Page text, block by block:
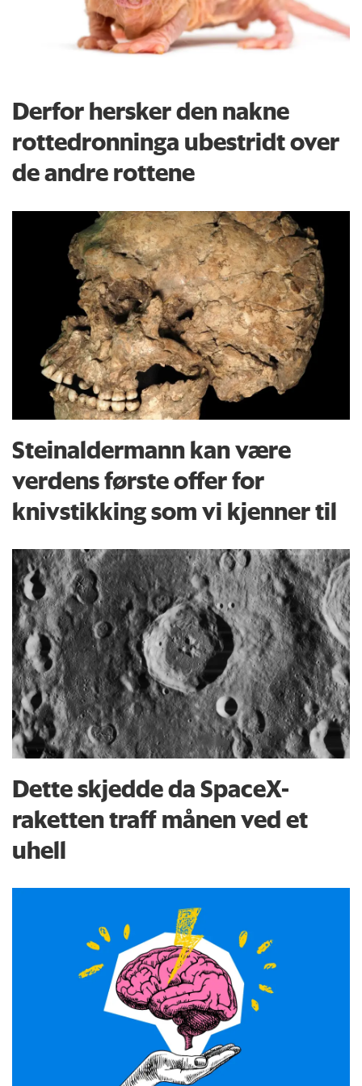
Derfor hersker den nakne
rottedronninga ubestridt over
de andre rottene
Steinaldermann kan være
verdens første offer for
knivstikking som vi kjenner til
Dette skjedde da SpaceX-
raketten traff månen ved et
uhell